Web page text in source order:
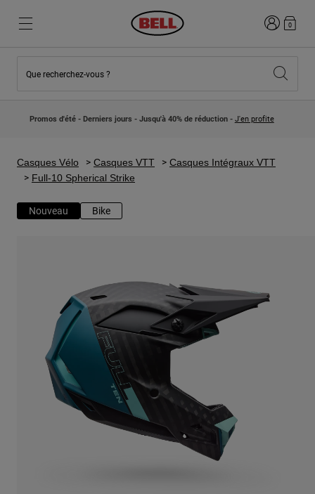
Nouveautés
Casques Motocross Enfant
Lifestyle
Motocross
Adventure
Rétro
Pièces détachées
Nouveautés
Lifestyle
Explorez Bike
Route et Gravel
Urbain
BMX
Pièces détachées
Connexion
0
Que recherchez-vous ?
Promos d'été - Derniers jours - Jusqu'à 40% de réduction - J'en profite
Casques Vélo Casques VTT
Casques Intégraux VTT
Full-10 Spherical Strike
Nouveau Bike